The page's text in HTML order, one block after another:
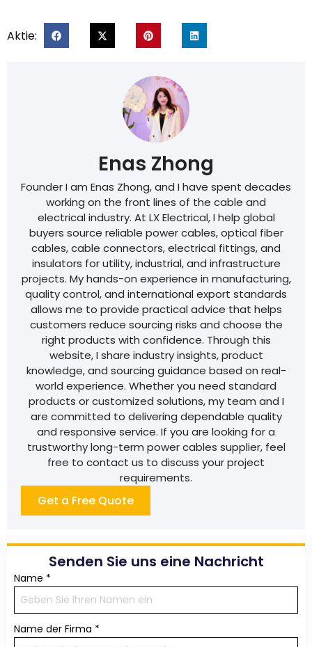
Aktie:
Enas Zhong
Founder I am Enas Zhong, and I have spent decades
working on the front lines of the cable and
electrical industry. At LX Electrical, I help global
buyers source reliable power cables, optical fiber
cables, cable connectors, electrical fittings, and
insulators for utility, industrial, and infrastructure
projects. My hands-on experience in manufacturing,
quality control, and international export standards
allows me to provide practical advice that helps
customers reduce sourcing risks and choose the
right products with confidence. Through this
website, I share industry insights, product
knowledge, and sourcing guidance based on real-
world experience. Whether you need standard
products or customized solutions, my team and I
are committed to delivering dependable quality
and responsive service. If you are looking for a
trustworthy long-term power cables supplier, feel
free to contact us to discuss your project
requirements.
Get a Free Quote
Senden Sie uns eine Nachricht
Name *
Name der Firma *